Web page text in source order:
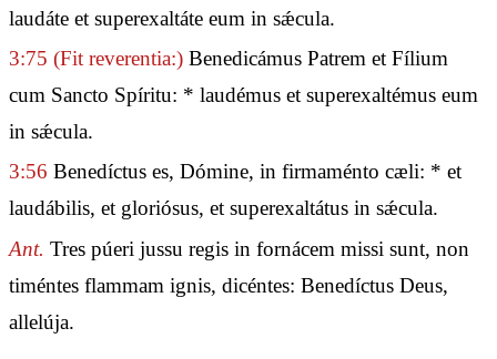
laudáte et superexaltáte eum in sǽcula.
3:75 (Fit reverentia:) Benedicámus Patrem et Fílium
cum Sancto Spíritu: * laudémus et superexaltémus eum
in sǽcula.
3:56 Benedíctus es, Dómine, in firmaménto cæli: * et
laudábilis, et gloriósus, et superexaltátus in sǽcula.
Ant. Tres púeri jussu regis in fornácem missi sunt, non
timéntes flammam ignis, dicéntes: Benedíctus Deus,
allelúja.